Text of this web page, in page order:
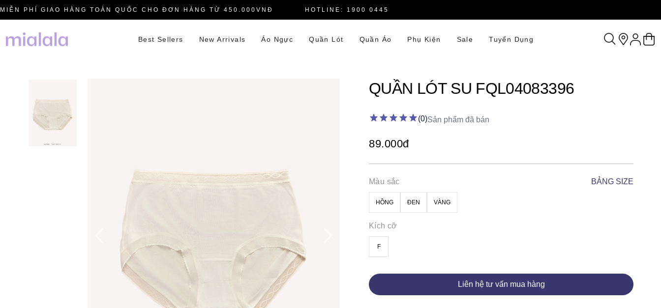
MIỄN PHÍ GIAO HÀNG TOÀN QUỐC CHO ĐƠN HÀNG TỪ 450.000VNĐ HOTLINE: 1900 0445
Best Sellers New Arrivals Áo Ngực Quần Lót Quần Áo Phụ Kiện Sale Tuyển Dụng
QUẦN LÓT SU FQL04083396
starstarstarstarstar(0)Sản phẩm đã bán
89.000đ
BẢNG SIZE
Màu sắc
HỒNG ĐEN VÀNG
Kích cỡ
F
Liên hệ tư vấn mua hàng